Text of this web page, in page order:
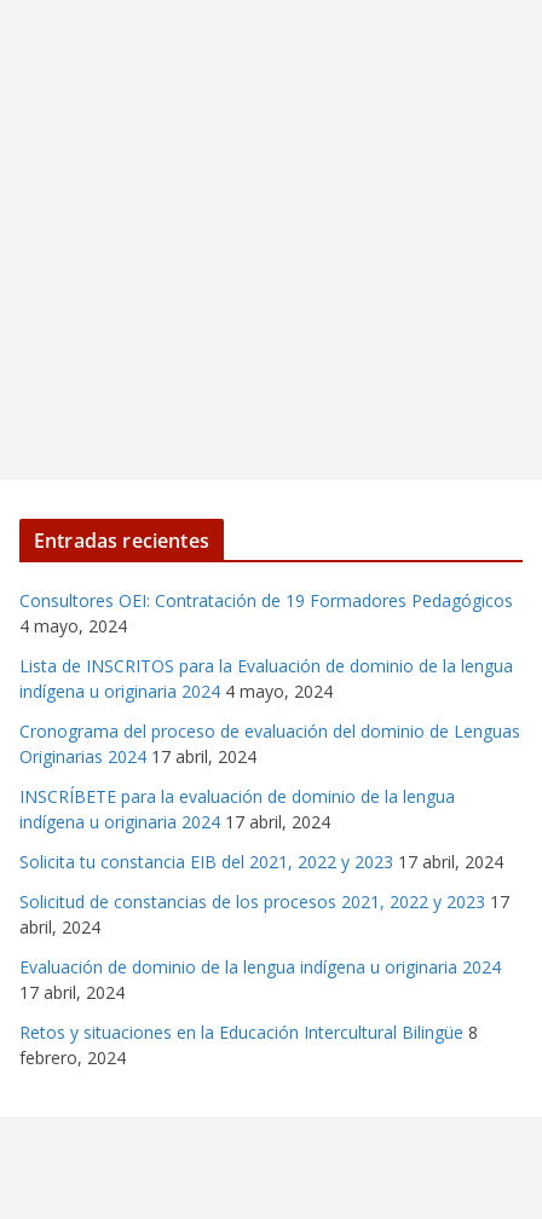
Entradas recientes
Consultores OEI: Contratación de 19 Formadores Pedagógicos
4 mayo, 2024
Lista de INSCRITOS para la Evaluación de dominio de la lengua
indígena u originaria 2024 4 mayo, 2024
Cronograma del proceso de evaluación del dominio de Lenguas
Originarias 2024 17 abril, 2024
INSCRÍBETE para la evaluación de dominio de la lengua
indígena u originaria 2024 17 abril, 2024
Solicita tu constancia EIB del 2021, 2022 y 2023 17 abril, 2024
Solicitud de constancias de los procesos 2021, 2022 y 2023 17
abril, 2024
Evaluación de dominio de la lengua indígena u originaria 2024
17 abril, 2024
Retos y situaciones en la Educación Intercultural Bilingüe 8
febrero, 2024